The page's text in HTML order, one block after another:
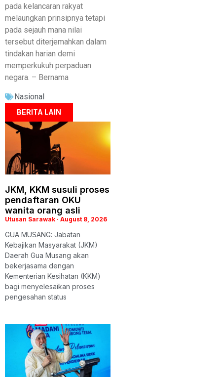
pada kelancaran rakyat
melaungkan prinsipnya tetapi
pada sejauh mana nilai
tersebut diterjemahkan dalam
tindakan harian demi
memperkukuh perpaduan
negara. – Bernama
Nasional
BERITA LAIN
JKM, KKM susuli proses
pendaftaran OKU
wanita orang asli
Utusan Sarawak August 8, 2026
GUA MUSANG: Jabatan
Kebajikan Masyarakat (JKM)
Daerah Gua Musang akan
bekerjasama dengan
Kementerian Kesihatan (KKM)
bagi menyelesaikan proses
pengesahan status